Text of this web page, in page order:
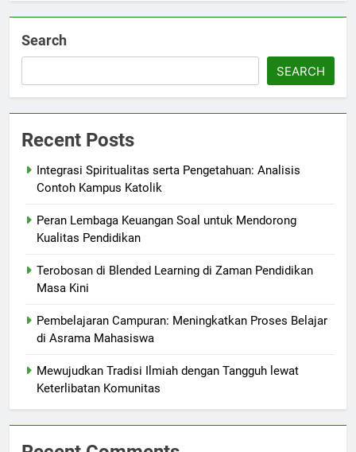
Search
SEARCH
Recent Posts
Integrasi Spiritualitas serta Pengetahuan: Analisis
Contoh Kampus Katolik
Peran Lembaga Keuangan Soal untuk Mendorong
Kualitas Pendidikan
Terobosan di Blended Learning di Zaman Pendidikan
Masa Kini
Pembelajaran Campuran: Meningkatkan Proses Belajar
di Asrama Mahasiswa
Mewujudkan Tradisi Ilmiah dengan Tangguh lewat
Keterlibatan Komunitas